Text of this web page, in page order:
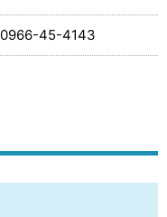
0966-45-4143